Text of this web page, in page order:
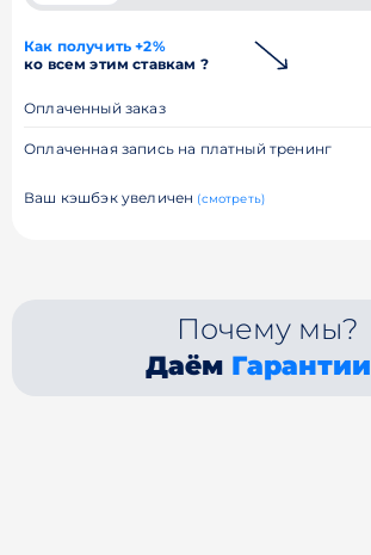
Как получить +2%
ко всем этим ставкам ?
Оплаченный заказ
Оплаченная запись на платный тренинг
Ваш кэшбэк увеличен (смотреть)
Почему мы?
Даём Гарантии